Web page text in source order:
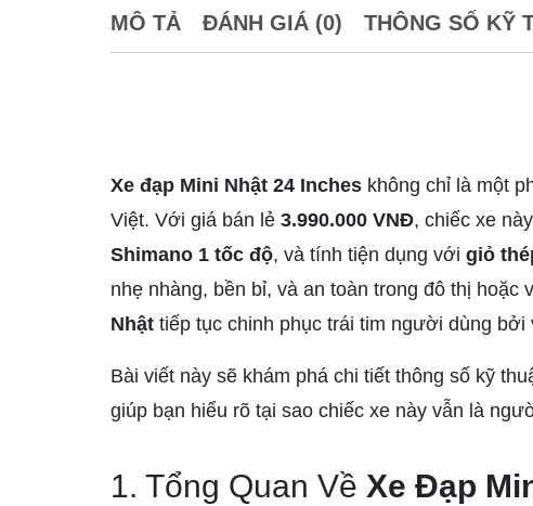
MÔ TẢ ĐÁNH GIÁ (0) THÔNG SỐ KỸ
Xe đạp Mini Nhật 24 Inches không chỉ là một
Việt. Với giá bán lẻ 3.990.000 VNĐ, chiếc xe
Shimano 1 tốc độ, và tính tiện dụng với giỏ
nhẹ nhàng, bền bỉ, và an toàn trong đô thị
Nhật tiếp tục chinh phục trái tim người dùng
Bài viết này sẽ khám phá chi tiết thông số kỹ
giúp bạn hiểu rõ tại sao chiếc xe này vẫn là
1. Tổng Quan Về Xe Đạp